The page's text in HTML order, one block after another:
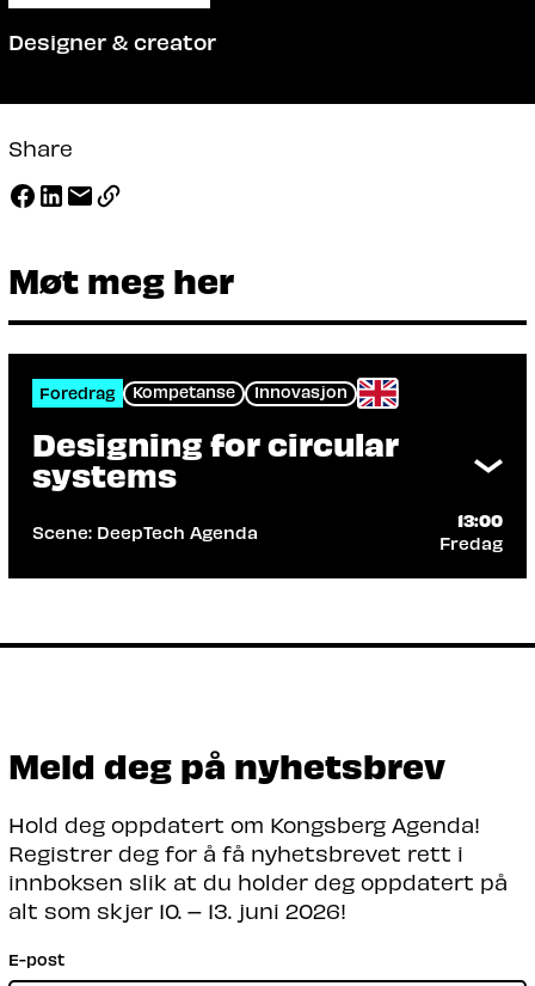
Designer & creator
Share
Møt meg her
Foredrag Kompetanse Innovasjon
Designing for circular
systems
Scene: DeepTech Agenda
13:00
Fredag
more design-driven approach.
Meld deg på nyhetsbrev
Hold deg oppdatert om Kongsberg Agenda!
Registrer deg for å få nyhetsbrevet rett i
innboksen slik at du holder deg oppdatert på
alt som skjer 10. – 13. juni 2026!
E-post